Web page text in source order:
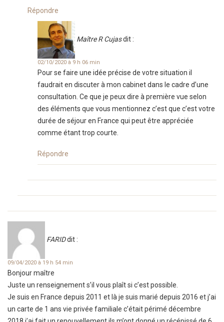
Répondre
Maître R Cujasdit :
02/10/2020 à 9 h 06 min
Pour se faire une idée précise de votre situation il
faudrait en discuter à mon cabinet dans le cadre d’une
consultation. Ce que je peux dire à première vue selon
des éléments que vous mentionnez c’est que c’est votre
durée de séjour en France qui peut être appréciée
comme étant trop courte.
Répondre
FARIDdit :
09/04/2020 à 19 h 54 min
Bonjour maître
Juste un renseignement s’il vous plaît si c’est possible.
Je suis en France depuis 2011 et là je suis marié depuis 2016 et j’ai
un carte de 1 ans vie privée familiale c’était périmé décembre